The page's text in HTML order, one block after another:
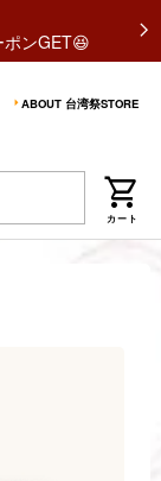
ンGET😆
ABOUT 台湾祭STORE